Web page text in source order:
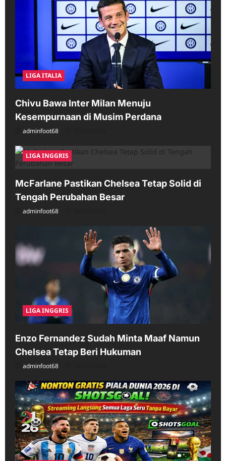
LIGA ITALIA
Chivu Bawa Inter Milan Menuju
Kesempurnaan di Musim Perdana
adminfoot68
LIGA INGGRIS
McFarlane Pastikan Chelsea Tetap Solid di
Tengah Perubahan Besar
adminfoot68
LIGA INGGRIS
Enzo Fernandez Sudah Minta Maaf Namun
Chelsea Tetap Beri Hukuman
adminfoot68